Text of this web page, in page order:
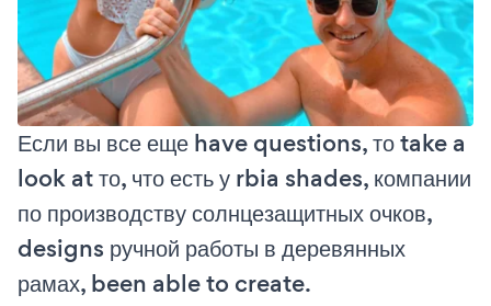
Если вы все еще have questions, то take a
look at то, что есть у rbia shades, компании
по производству солнцезащитных очков,
designs ручной работы в деревянных
рамах, been able to create.